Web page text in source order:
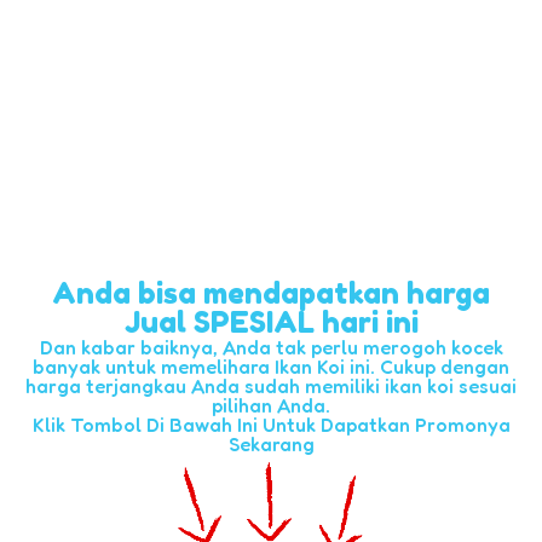
Anda bisa mendapatkan harga
Jual SPESIAL hari ini
Dan kabar baiknya, Anda tak perlu merogoh kocek
banyak untuk memelihara Ikan Koi ini. Cukup dengan
harga terjangkau Anda sudah memiliki ikan koi sesuai
pilihan Anda.
Klik Tombol Di Bawah Ini Untuk Dapatkan Promonya
Sekarang